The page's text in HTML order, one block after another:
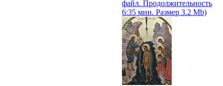
файл. Продолжительность
6:35 мин. Размер 3.2 Mb)